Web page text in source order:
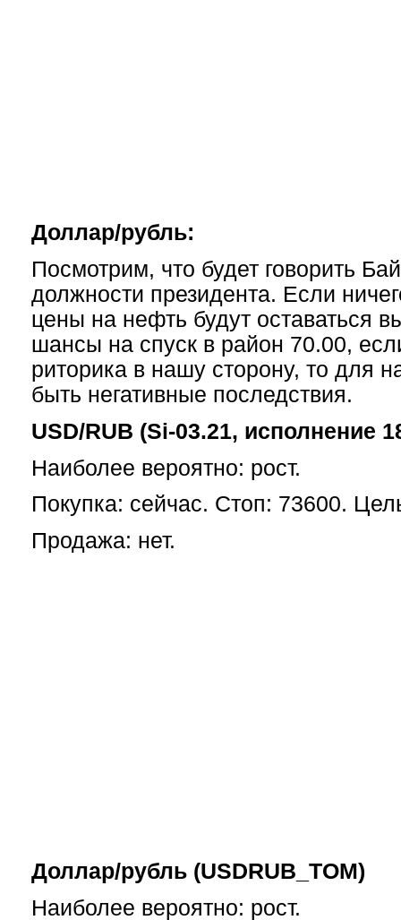
Доллар/рубль:
Посмотрим, что будет говорить
должности президента. Если
цены на нефть будут оставаться
шансы на спуск в район 70.00,
риторика в нашу сторону, то для
быть негативные последствия.
USD/RUB (Si-03.21, исполнение
Наиболее вероятно: рост.
Покупка: сейчас. Стоп: 73600.
Продажа: нет.
Доллар/рубль (USDRUB_TOM)
Наиболее вероятно: рост.